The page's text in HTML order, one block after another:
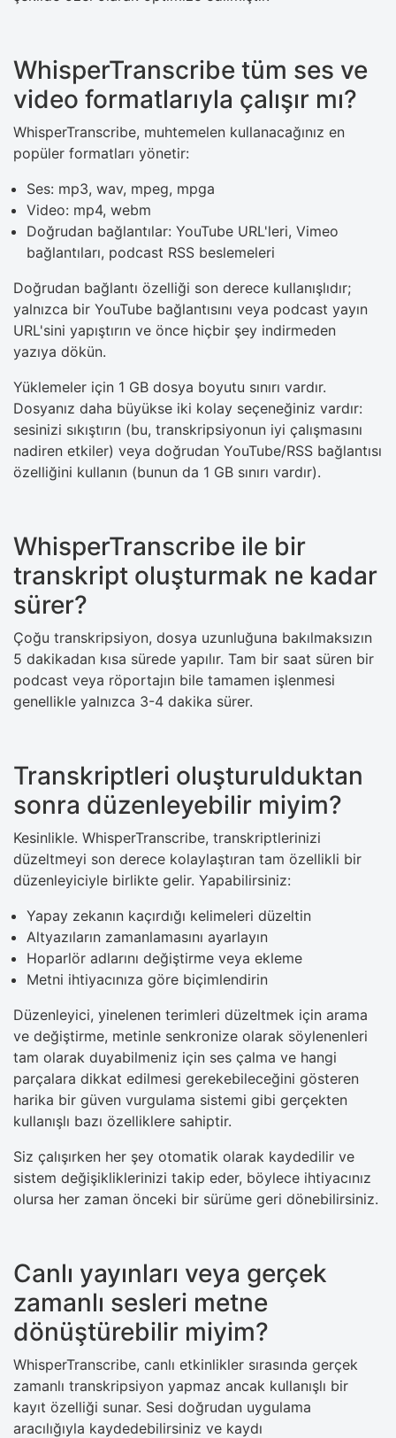
WhisperTranscribe tüm ses ve
video formatlarıyla çalışır mı?
WhisperTranscribe, muhtemelen kullanacağınız en
popüler formatları yönetir:
Ses: mp3, wav, mpeg, mpga
Video: mp4, webm
Doğrudan bağlantılar: YouTube URL'leri, Vimeo
bağlantıları, podcast RSS beslemeleri
Doğrudan bağlantı özelliği son derece kullanışlıdır;
yalnızca bir YouTube bağlantısını veya podcast yayın
URL'sini yapıştırın ve önce hiçbir şey indirmeden
yazıya dökün.
Yüklemeler için 1 GB dosya boyutu sınırı vardır.
Dosyanız daha büyükse iki kolay seçeneğiniz vardır:
sesinizi sıkıştırın (bu, transkripsiyonun iyi çalışmasını
nadiren etkiler) veya doğrudan YouTube/RSS bağlantısı
özelliğini kullanın (bunun da 1 GB sınırı vardır).
WhisperTranscribe ile bir
transkript oluşturmak ne kadar
sürer?
Çoğu transkripsiyon, dosya uzunluğuna bakılmaksızın
5 dakikadan kısa sürede yapılır. Tam bir saat süren bir
podcast veya röportajın bile tamamen işlenmesi
genellikle yalnızca 3-4 dakika sürer.
Transkriptleri oluşturulduktan
sonra düzenleyebilir miyim?
Kesinlikle. WhisperTranscribe, transkriptlerinizi
düzeltmeyi son derece kolaylaştıran tam özellikli bir
düzenleyiciyle birlikte gelir. Yapabilirsiniz:
Yapay zekanın kaçırdığı kelimeleri düzeltin
Altyazıların zamanlamasını ayarlayın
Hoparlör adlarını değiştirme veya ekleme
Metni ihtiyacınıza göre biçimlendirin
Düzenleyici, yinelenen terimleri düzeltmek için arama
ve değiştirme, metinle senkronize olarak söylenenleri
tam olarak duyabilmeniz için ses çalma ve hangi
parçalara dikkat edilmesi gerekebileceğini gösteren
harika bir güven vurgulama sistemi gibi gerçekten
kullanışlı bazı özelliklere sahiptir.
Siz çalışırken her şey otomatik olarak kaydedilir ve
sistem değişikliklerinizi takip eder, böylece ihtiyacınız
olursa her zaman önceki bir sürüme geri dönebilirsiniz.
Canlı yayınları veya gerçek
zamanlı sesleri metne
dönüştürebilir miyim?
WhisperTranscribe, canlı etkinlikler sırasında gerçek
zamanlı transkripsiyon yapmaz ancak kullanışlı bir
kayıt özelliği sunar. Sesi doğrudan uygulama
aracılığıyla kaydedebilirsiniz ve kaydı